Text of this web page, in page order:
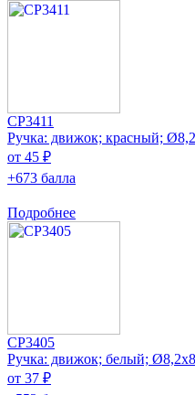
CP3411
Ручка: движок; красный;
от 45 ₽
+673 балла
Подробнее
CP3405
Ручка: движок; белый;
от 37 ₽